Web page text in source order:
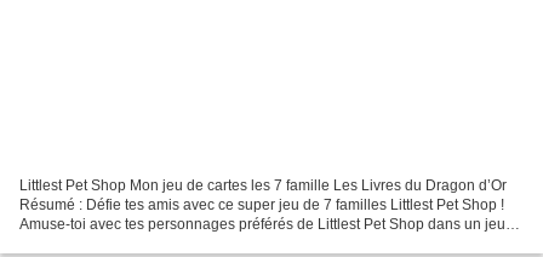
Littlest Pet Shop Mon jeu de cartes les 7 famille Les Livres du Dragon d’Or
Résumé : Défie tes amis avec ce super jeu de 7 familles Littlest Pet Shop !
Amuse-toi avec tes personnages préférés de Littlest Pet Shop dans un jeu